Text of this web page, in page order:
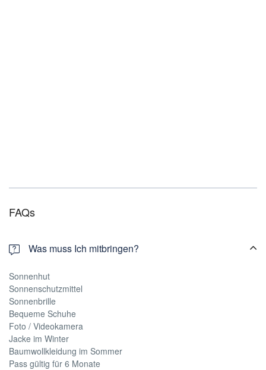
FAQs
Was muss Ich mitbringen?
Sonnenhut
Sonnenschutzmittel
Sonnenbrille
Bequeme Schuhe
Foto / Videokamera
Jacke im Winter
Baumwollkleidung im Sommer
Pass gültig für 6 Monate